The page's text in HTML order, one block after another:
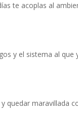
te acoplas al
y el sistema al que
quedar maravillada